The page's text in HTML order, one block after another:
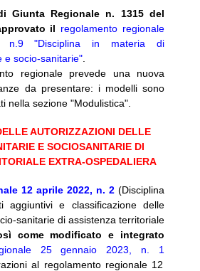
Giunta Regionale n. 1315 del
il regolamento regionale
n.9 "Disciplina in materia di
e socio-sanitarie"
regionale prevede una nuova
da presentare: i modelli sono
nella sezione "Modulistica".
AUTORIZZAZIONI DELLE
E SOCIOSANITARIE DI
EXTRA-OSPEDALIERA
12 aprile 2022, n. 2 (Disciplina
aggiuntivi e classificazione delle
sanitarie di assistenza territoriale
come modificato e integrato
25 gennaio
2023, n. 1
al regolamento regionale 12